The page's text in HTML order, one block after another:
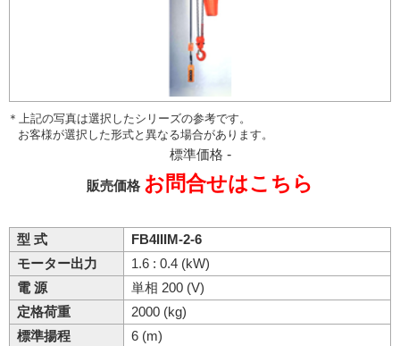
＊上記の写真は選択したシリーズの参考です。
お客様が選択した形式と異なる場合があります。
標準価格 -
販売価格 お問合せはこちら
型 式
FB4IIIM-2-6
モーター出力
1.6 : 0.4 (kW)
電 源
単相 200 (V)
定格荷重
2000 (kg)
標準揚程
6 (m)